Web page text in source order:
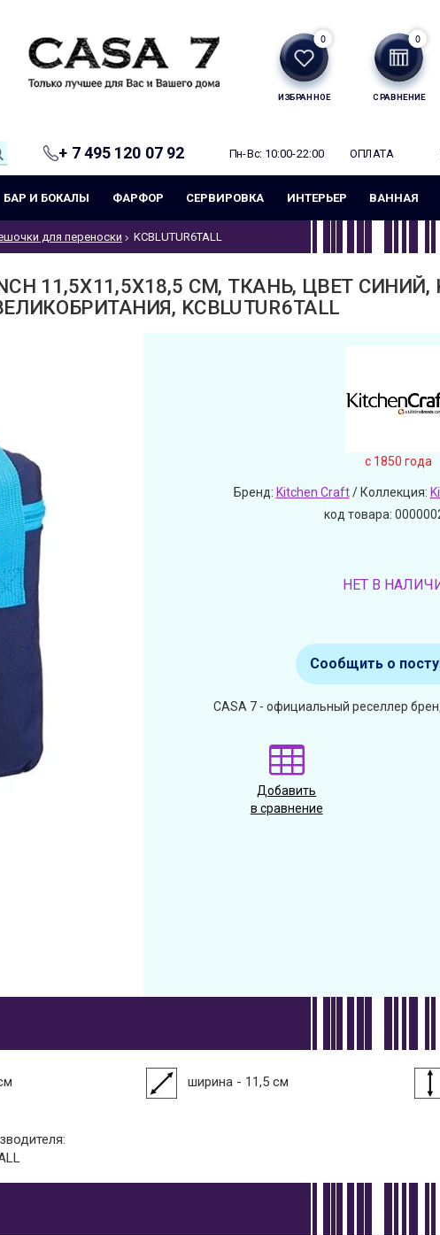
ИЗБРАННОЕ
0
СРАВНЕНИЕ
0
+ 7 495 120 07 92 Пн-Вс: 10:00-22:00 ОПЛАТА
БАР И БОКАЛЫ ФАРФОР СЕРВИРОВКА ИНТЕРЬЕР ВАННАЯ
для переноски KCBLUTUR6TALL
11,5X11,5X18,5 СМ, ТКАНЬ, ЦВЕТ СИНИЙ,
KCBLUTUR6TALL
c 1850 года
Бренд: Kitchen Craft/ Коллекция:
код товара:
НЕТ В
Сообщить о
CASA 7 - официальный реселлер
Добавить
в сравнение
ширина - 11,5 см